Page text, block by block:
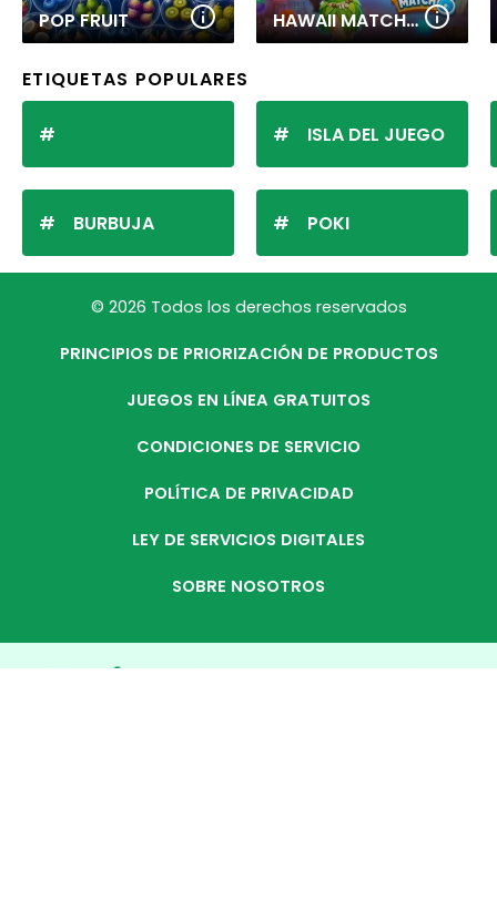
POP FRUIT HAWAII MATCH 6
ETIQUETAS POPULARES
BURBUJA
ISLA DEL JUEGO
POKI
© 2026 Todos los derechos reservados
PRINCIPIOS DE PRIORIZACIÓN DE PRODUCTOS
JUEGOS EN LÍNEA GRATUITOS
CONDICIONES DE SERVICIO
POLÍTICA DE PRIVACIDAD
LEY DE SERVICIOS DIGITALES
SOBRE NOSOTROS